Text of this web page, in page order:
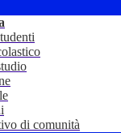
di comunità